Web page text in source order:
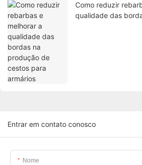
Como reduzir
qualidade das
Entrar em contato conosco
Nome